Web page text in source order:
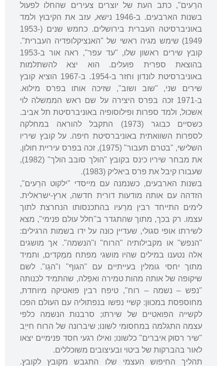
הרֵעים", כתב העת של יוצרים צעירים שהחלו לפעול
בשנות הארבעים. ב-1946 נישא, עזב את הקיבוץ ולמד
באוניברסיטה העברית בירושלים. כחמש שנים (1953-
1949) שימש מגיה ראשי של "האנציקלופדיה העברית".
קובץ שירים ראשון שלו, "עד עפר", ראה אור ב-1953
בהוצאת ספרית פועלים. הוא יצא להשתלמות
באוניברסיטת לונדון וחזר ב-1954. ב-1967 הוציא קובץ
שירים שני, "שוב ושוב", שזיכה אותו בפרס מילוא.
ב-1971 זכה בפרס היצירה על שם ראש הממשלה לוי
אשכול, ולמד ספרות ופילוסופיה באוניברסיטת תל אביב.
כשסיים כבוגר (1973) התקבל להוראה במחלקה
לספרות השוואתית באוניברסיטת חיפה. על קובץ שיריו
השלישי, "בטרם תעבור" (1975), זכה בפרס עיריית חולון.
את מבחר שיריו כינס בקובץ "הולך סובב הולך" (1982),
שעבורו קיבל את פרס ביאליק (1983).
בשנות הארבעים, כשנמנה עם מייסדי "ילקוט הרֵעים",
הזדהה עם אותה מודעות דורית חדשה, ארץ-ישראלית.
לימים התייחד רבין מרֵעיו בהתכנסותו הנחרצת לתוך
עצמו. רק בכך, מתוך שהתגדר ב"חלל עולם פנימי", מצא
לשירתו אופי סגולי, שעדיין כוּנה על ידו בשמות הרגילים:
"הנפש" או מקבילותיה "הרוח" ו"הנשמה". אך מושגים
אלה נטענו במילים שהיו מושגי מפתח ממַקדים, ותמיד
מתוך יחסי גומלין בעייתיים עם "הגוף" ו"הגֵו". לשם
שיקופה של אותה מהות טמירה ואפֵלה, שהתמיד לכנותה
"נפש – נשמה – רוח", טיפח רבין פואטיקה מיוחדת,
מחוספסת במכוּון: קשיי נפשו בנפתוליה עם העולם הפכו
לקשייה הפואטיים של שירתו; סרבנות הנשמה כלפי
עצמה התגלמה במחסומי לשונו; שיברונה של הרוח חייֵב
"שיר רסוּק איברים" כלשונו; ואילו רגעי חסד פנימיים יצאו
לאור בהברקות של ביטוי ובעיצובים משוכללים.
תהליך החיפוש העצמי שלו התגבש מקובץ לקובץ.